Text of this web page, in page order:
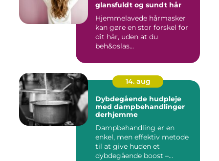
glansfuldt og sundt hår
Hjemmelavede hårmasker
kan gøre en stor forskel for
dit hår, uden at du
beh&oslas...
14. aug
Dybdegående hudpleje
med dampbehandlinger
derhjemme
Dampbehandling er en
enkel, men effektiv metode
til at give huden et
dybdegående boost –...